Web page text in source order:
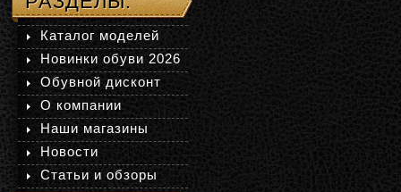
Каталог моделей
Новинки обуви 2026
Обувной дисконт
О компании
Наши магазины
Новости
Статьи и обзоры